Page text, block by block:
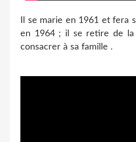
Il se marie en 1961 et fera
en 1964 ; il se retire de la
consacrer à sa famille .